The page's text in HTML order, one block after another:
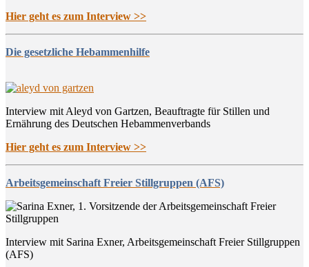
Hier geht es zum Interview >>
Die gesetzliche Hebammenhilfe
Interview mit Aleyd von Gartzen, Beauftragte für Stillen und
Ernährung des Deutschen Hebammenverbands
Hier geht es zum Interview >>
Arbeitsgemeinschaft Freier Stillgruppen (AFS)
Interview mit Sarina Exner, Arbeitsgemeinschaft Freier Stillgruppen
(AFS)